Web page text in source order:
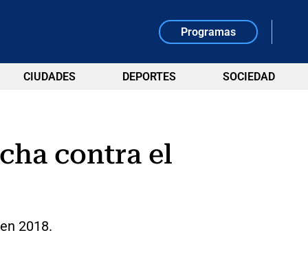
Programas
CIUDADES DEPORTES SOCIEDAD
contra el
2018.